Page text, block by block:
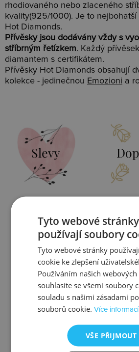
rhodiovaného nebo zlaceného
kvality(925/1000). Je to
Hot Diamonds.
Přívěsky jsou dodávány vždy s
stříbrným řetízkem. Každý
diamantem s certifikátem.
Přívěsky Hot Diamonds obsahují
kolekce - jedinečnou Emozioni a
Slevy
Kontrola
Tyto webové stránky
používají soubory
Tyto webové stránky
cookie ke zlepšení
Používáním našich
souhlasíte se všemi soubory
souladu s našimi zásadami
souborů cookie.Více informací
VŠE PŘIJMOUT